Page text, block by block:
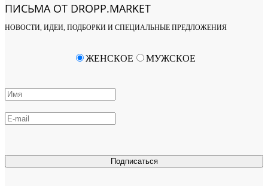
ПИСЬМА ОТ DROPP.MARKET
НОВОСТИ, ИДЕИ, ПОДБОРКИ И СПЕЦИАЛЬНЫЕ ПРЕДЛОЖЕНИЯ
Подписаться
ЖЕНСКОЕ МУЖСКОЕ